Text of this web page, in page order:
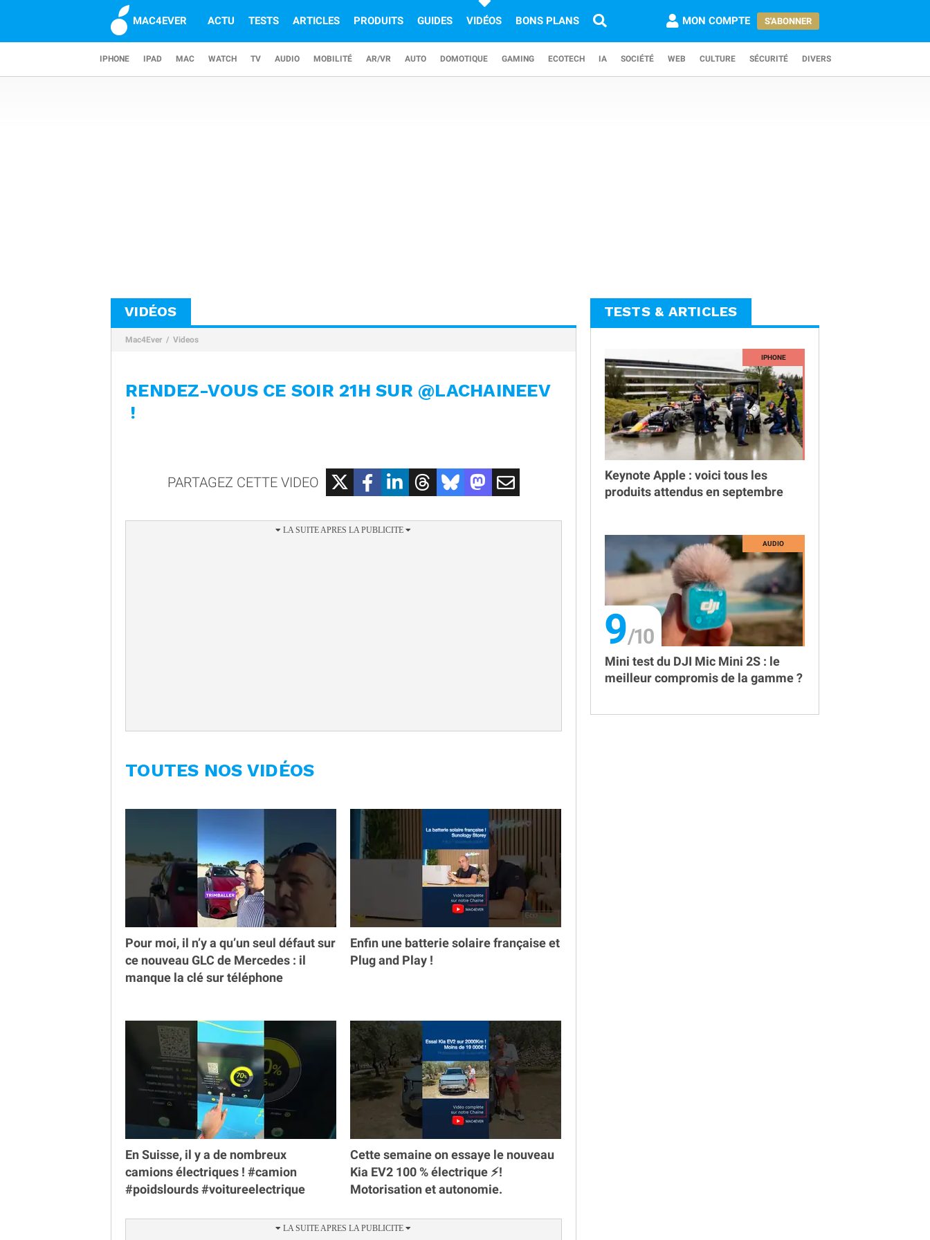
MAC4EVER ACTU TESTS ARTICLES PRODUITS GUIDES VIDÉOS BONS PLANS MON COMPTE S'ABONNER
IPHONE IPAD MAC WATCH TV AUDIO MOBILITÉ AR/VR AUTO DOMOTIQUE GAMING ECOTECH IA SOCIÉTÉ WEB CULTURE SÉCURITÉ DIVERS
VIDÉOS
Mac4Ever Videos
RENDEZ-VOUS CE SOIR 21H SUR @LACHAINEEV
!
PARTAGEZ CETTE VIDEO
TOUTES NOS VIDÉOS
Pour moi, il n’y a qu’un seul défaut sur
ce nouveau GLC de Mercedes : il
manque la clé sur téléphone
Enfin une batterie solaire française et
Plug and Play !
En Suisse, il y a de nombreux
camions électriques ! #camion
#poidslourds #voitureelectrique
Cette semaine on essaye le nouveau
Kia EV2 100 % électrique ⚡️!
Motorisation et autonomie.
TESTS & ARTICLES
Keynote Apple : voici tous les
produits attendus en septembre
9
Mini test du DJI Mic Mini 2S : le
meilleur compromis de la gamme ?